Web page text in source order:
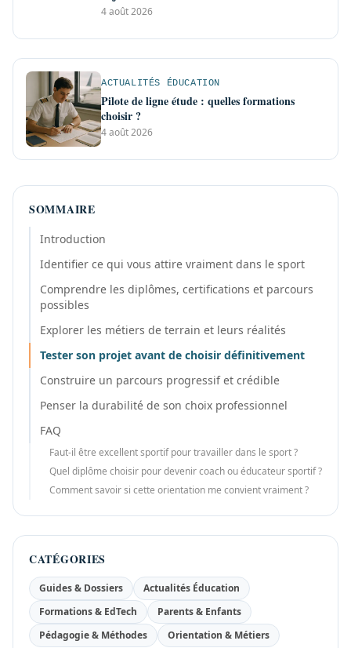
4 août 2026
ACTUALITÉS ÉDUCATION
Pilote de ligne étude : quelles formations
choisir ?
4 août 2026
SOMMAIRE
Introduction
Identifier ce qui vous attire vraiment dans le sport
Comprendre les diplômes, certifications et parcours
possibles
Explorer les métiers de terrain et leurs réalités
Tester son projet avant de choisir définitivement
Construire un parcours progressif et crédible
Penser la durabilité de son choix professionnel
FAQ
Faut-il être excellent sportif pour travailler dans le sport ?
Quel diplôme choisir pour devenir coach ou éducateur sportif ?
Comment savoir si cette orientation me convient vraiment ?
CATÉGORIES
Guides & Dossiers
Actualités Éducation
Formations & EdTech
Parents & Enfants
Pédagogie & Méthodes
Orientation & Métiers